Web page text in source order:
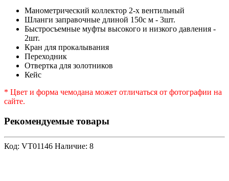
Манометрический коллектор 2-х вентильный
Шланги заправочные длиной 150с м - 3шт.
Быстросъемные муфты высокого и низкого давления -
2шт.
Кран для прокалывания
Переходник
Отвертка для золотников
Кейс
* Цвет и форма чемодана может отличаться от фотографии на
сайте.
Рекомендуемые товары
Код: VT01146 Наличие: 8